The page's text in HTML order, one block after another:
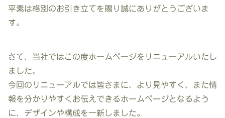
平素は格別のお引き立てを賜り誠にありがとうございま
す。
さて、当社ではこの度ホームページをリニューアルいたし
ました。
今回のリニューアルでは皆さまに、より見やすく、また情
報を分かりやすくお伝えできるホームページとなるよう
に、デザインや構成を一新しました。